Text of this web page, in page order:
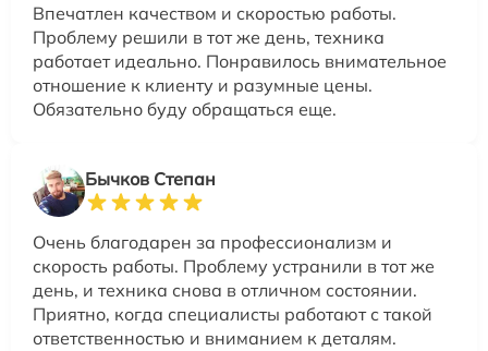
Впечатлен качеством и скоростью работы.
Проблему решили в тот же день, техника
работает идеально. Понравилось внимательное
отношение к клиенту и разумные цены.
Обязательно буду обращаться еще.
Бычков Степан
Очень благодарен за профессионализм и
скорость работы. Проблему устранили в тот же
день, и техника снова в отличном состоянии.
Приятно, когда специалисты работают с такой
ответственностью и вниманием к деталям.